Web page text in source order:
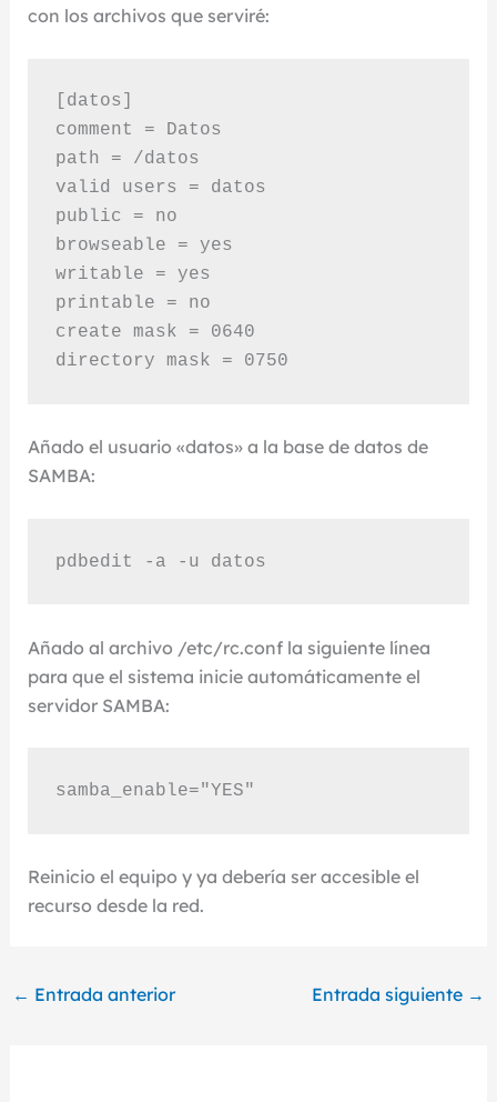
con los archivos que serviré:
[datos]
comment = Datos
path = /datos
valid users = datos
public = no
browseable = yes
writable = yes
printable = no
create mask = 0640
directory mask = 0750
Añado el usuario «datos» a la base de datos de
SAMBA:
pdbedit -a -u datos
Añado al archivo /etc/rc.conf la siguiente línea
para que el sistema inicie automáticamente el
servidor SAMBA:
samba_enable="YES"
Reinicio el equipo y ya debería ser accesible el
recurso desde la red.
← Entrada anterior Entrada siguiente →